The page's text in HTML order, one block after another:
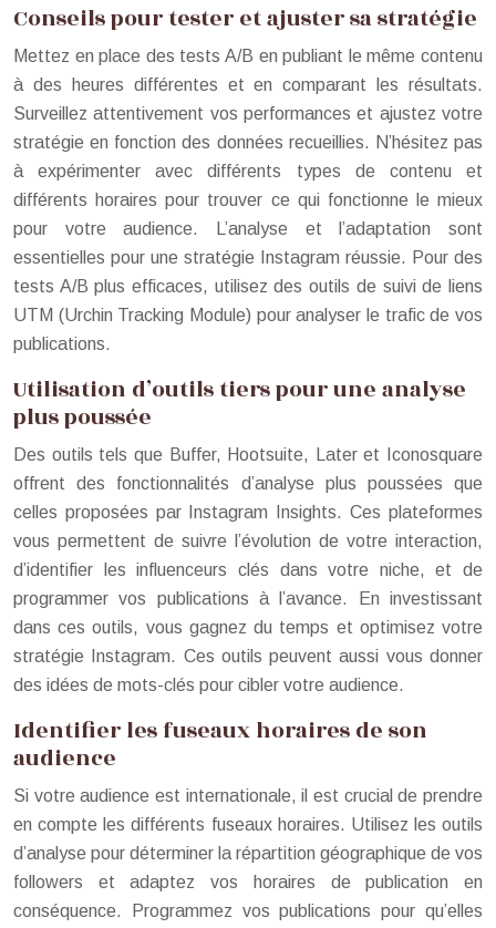
Conseils pour tester et ajuster sa stratégie
Mettez en place des tests A/B en publiant le même contenu
à des heures différentes et en comparant les résultats.
Surveillez attentivement vos performances et ajustez votre
stratégie en fonction des données recueillies. N’hésitez pas
à expérimenter avec différents types de contenu et
différents horaires pour trouver ce qui fonctionne le mieux
pour votre audience. L’analyse et l’adaptation sont
essentielles pour une stratégie Instagram réussie. Pour des
tests A/B plus efficaces, utilisez des outils de suivi de liens
UTM (Urchin Tracking Module) pour analyser le trafic de vos
publications.
Utilisation d’outils tiers pour une analyse
plus poussée
Des outils tels que Buffer, Hootsuite, Later et Iconosquare
offrent des fonctionnalités d’analyse plus poussées que
celles proposées par Instagram Insights. Ces plateformes
vous permettent de suivre l’évolution de votre interaction,
d’identifier les influenceurs clés dans votre niche, et de
programmer vos publications à l’avance. En investissant
dans ces outils, vous gagnez du temps et optimisez votre
stratégie Instagram. Ces outils peuvent aussi vous donner
des idées de mots-clés pour cibler votre audience.
Identifier les fuseaux horaires de son
audience
Si votre audience est internationale, il est crucial de prendre
en compte les différents fuseaux horaires. Utilisez les outils
d’analyse pour déterminer la répartition géographique de vos
followers et adaptez vos horaires de publication en
conséquence. Programmez vos publications pour qu’elles